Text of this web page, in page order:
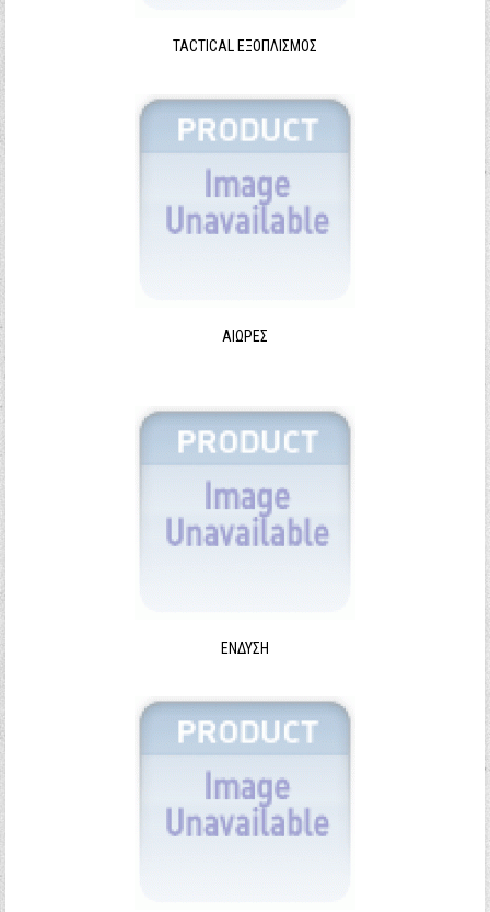
TACTICAL ΕΞΟΠΛΙΣΜΌΣ
ΑΙΩΡΕΣ
ΈΝΔΥΣΗ